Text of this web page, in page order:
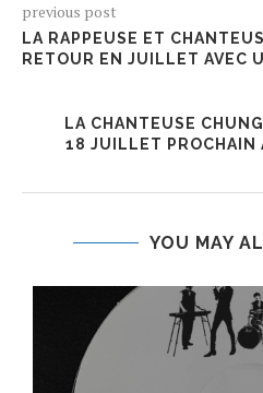
previous post
LA RAPPEUSE ET
RETOUR EN JUILLET AVEC
LA CHANTEUSE
18 JUILLET PROCHAIN
YOU MAY